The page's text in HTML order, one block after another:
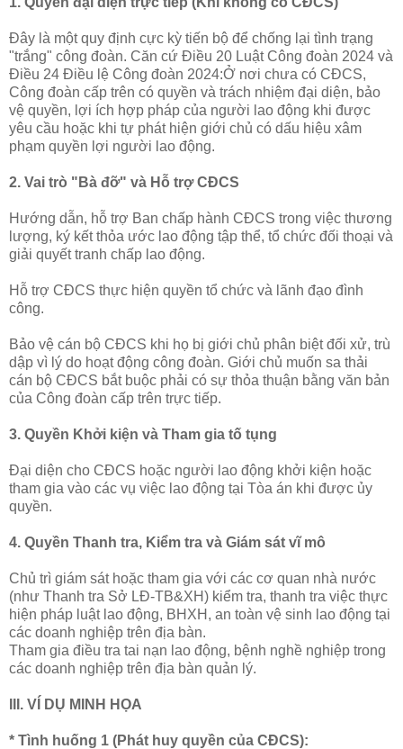
Đây là một quy định cực kỳ tiến bộ để chống lại tình trạng
"trắng" công đoàn. Căn cứ Điều 20 Luật Công đoàn 2024 và
Điều 24 Điều lệ Công đoàn 2024:Ở nơi chưa có CĐCS,
Công đoàn cấp trên có quyền và trách nhiệm đại diện, bảo
vệ quyền, lợi ích hợp pháp của người lao động khi được
yêu cầu hoặc khi tự phát hiện giới chủ có dấu hiệu xâm
phạm quyền lợi người lao động.
2. Vai trò "Bà đỡ" và Hỗ trợ CĐCS
Hướng dẫn, hỗ trợ Ban chấp hành CĐCS trong việc thương
lượng, ký kết thỏa ước lao động tập thể, tổ chức đối thoại và
giải quyết tranh chấp lao động.
Hỗ trợ CĐCS thực hiện quyền tổ chức và lãnh đạo đình
công.
Bảo vệ cán bộ CĐCS khi họ bị giới chủ phân biệt đối xử, trù
dập vì lý do hoạt động công đoàn. Giới chủ muốn sa thải
cán bộ CĐCS bắt buộc phải có sự thỏa thuận bằng văn bản
của Công đoàn cấp trên trực tiếp.
3. Quyền Khởi kiện và Tham gia tố tụng
Đại diện cho CĐCS hoặc người lao động khởi kiện hoặc
tham gia vào các vụ việc lao động tại Tòa án khi được ủy
quyền.
4. Quyền Thanh tra, Kiểm tra và Giám sát vĩ mô
Chủ trì giám sát hoặc tham gia với các cơ quan nhà nước
(như Thanh tra Sở LĐ-TB&XH) kiểm tra, thanh tra việc thực
hiện pháp luật lao động, BHXH, an toàn vệ sinh lao động tại
các doanh nghiệp trên địa bàn.
Tham gia điều tra tai nạn lao động, bệnh nghề nghiệp trong
các doanh nghiệp trên địa bàn quản lý.
III. VÍ DỤ MINH HỌA
* Tình huống 1 (Phát huy quyền của CĐCS):